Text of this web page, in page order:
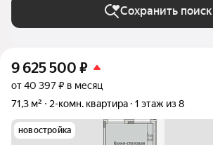
Сохранить поиск
9 625 500 ₽
от 40 397 ₽ в месяц
71,3 м²
2-комн. квартира 1 этаж из 8
новостройка